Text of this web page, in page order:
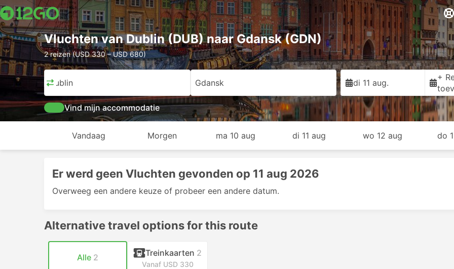
Vluchten van Dublin (DUB) naar Gdansk (GDN)
2 reizen (USD 330 – USD 680)
Dublin Gdansk di 11 aug.
+
Vind mijn accommodatie
Vandaag Morgen ma 10 aug di 11 aug wo 12 aug do
Er werd geen Vluchten gevonden op 11 aug 2026
Overweeg een andere keuze of probeer een andere datum.
Alternative travel options for this route
Alle 2 Treinkaarten 2
Vanaf USD 330